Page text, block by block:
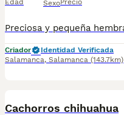
Edad SexoPrecio
Criador
Identidad Verificada
Salamanca, Salamanca (143.7km)
Cachorros chihuahua